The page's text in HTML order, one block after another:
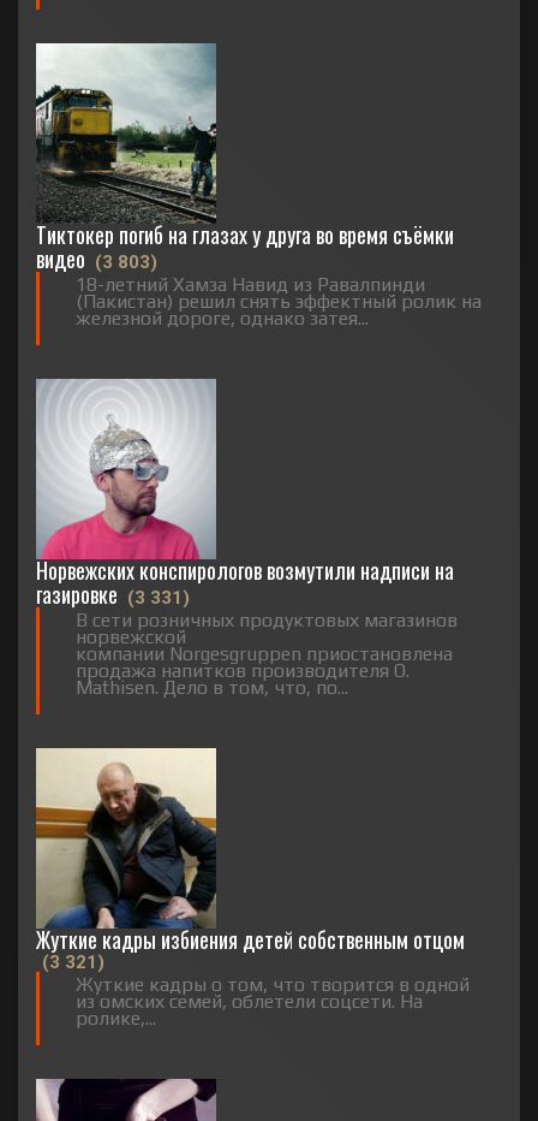
Тиктокер погиб на глазах у друга во время съёмки
видео (3 803)
18-летний Хамза Навид из Равалпинди
(Пакистан) решил снять эффектный ролик на
железной дороге, однако затея...
Норвежских конспирологов возмутили надписи на
газировке (3 331)
В сети розничных продуктовых магазинов
норвежской
компании Norgesgruppen приостановлена
продажа напитков производителя O.
Mathisen. Дело в том, что, по...
Жуткие кадры избиения детей собственным отцом
(3 321)
Жуткие кадры о том, что творится в одной
из омских семей, облетели соцсети. На
ролике,...